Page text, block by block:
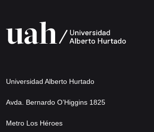
Universidad Alberto Hurtado
Avda. Bernardo O’Higgins 1825
Metro Los Héroes